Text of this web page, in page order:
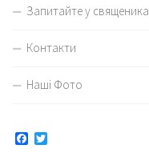
Запитайте у священика
Контакти
Наші Фото
Facebook